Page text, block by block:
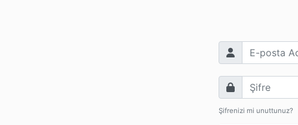
E-posta Adresi
Şifre
Şifrenizi mi unuttunuz?